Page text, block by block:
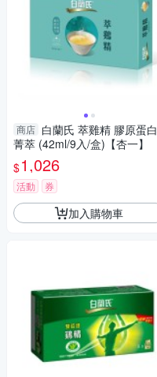
商店 白蘭氏 萃雞精 膠原蛋白
菁萃 (42ml/9入/盒)【杏一】
$1,026
活動 券
加入購物車